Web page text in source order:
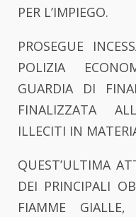
PER L’IMPIEGO.
PROSEGUE
POLIZIA
GUARDIA DI
FINALIZZATA
ILLECITI IN
QUEST’ULTIMA
DEI PRINCIPALI
FIAMME